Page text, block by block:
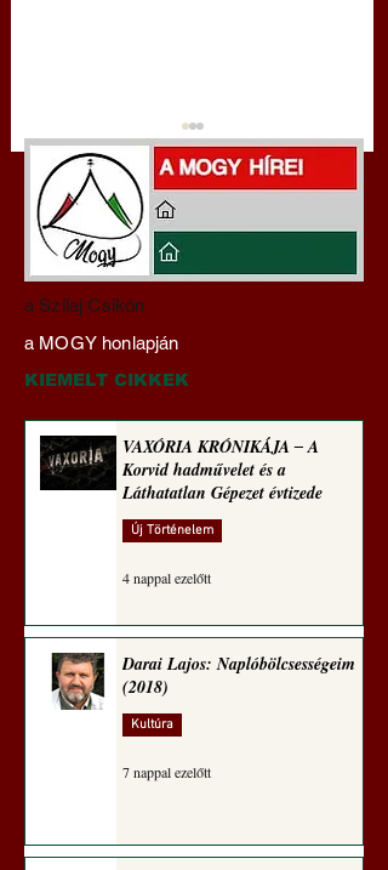
Darai Lajos:
Naplóbölcsességeim
(2024)
a Szilaj Csikón
a MOGY honlapján
KIEMELT CIKKEK
VAXÓRIA KRÓNIKÁJA ‒ A
Korvid hadművelet és a
Láthatatlan Gépezet évtizede
Új Történelem
4 nappal ezelőtt
Darai Lajos: Naplóbölcsességeim
(2018)
Kultúra
7 nappal ezelőtt